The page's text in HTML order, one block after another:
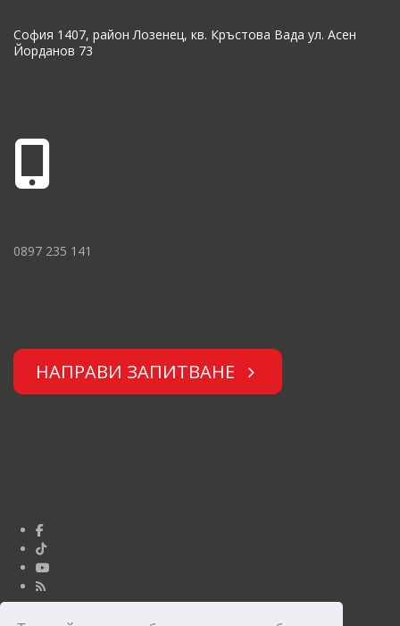
София 1407, район Лозенец, кв. Кръстова Вада ул. Асен
Йорданов 73
0897 235 141
НАПРАВИ ЗАПИТВАНЕ